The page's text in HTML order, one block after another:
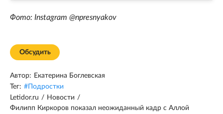
Фото: Instagram @npresnyakov
Обсудить
Автор: Екатерина Боглевская
Тег: #Подростки
Letidor.ru / Новости /
Филипп Киркоров показал неожиданный кадр с Аллой